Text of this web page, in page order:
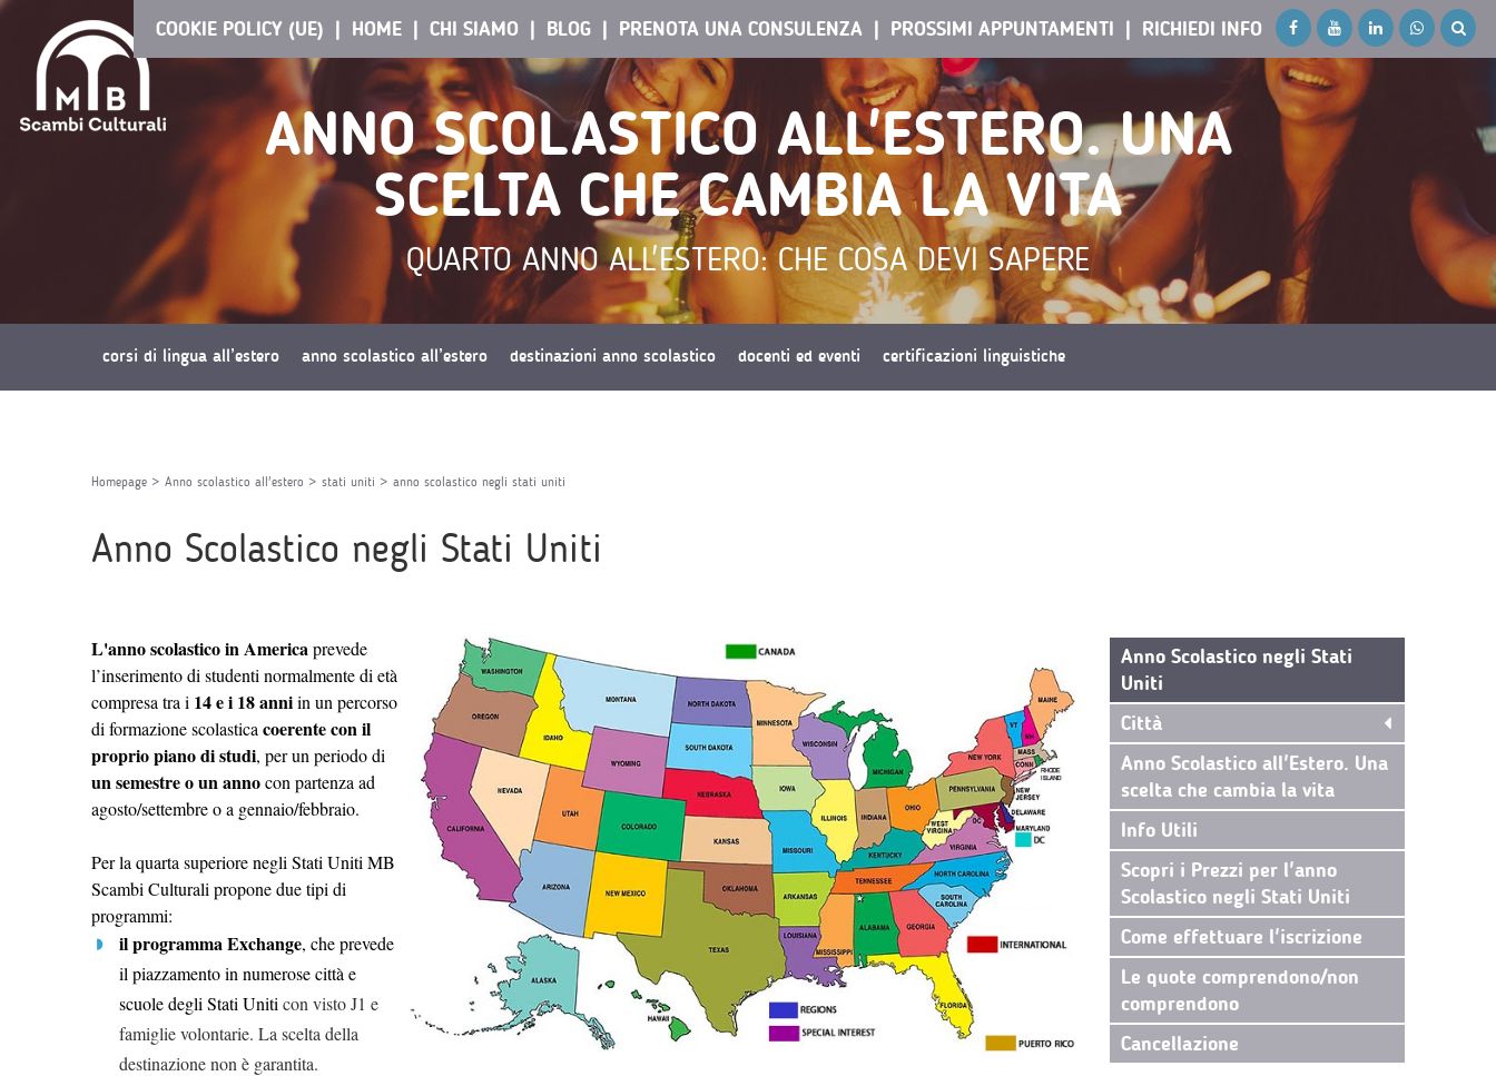
RICHIEDI INFO
PROSSIMI APPUNTAMENTI
PRENOTA UNA CONSULENZA
BLOG
CHI SIAMO
HOME
COOKIE POLICY (UE)
ANNO SCOLASTICO ALL'ESTERO. UNA
SCELTA CHE CAMBIA LA VITA
QUARTO ANNO ALL'ESTERO: CHE COSA DEVI SAPERE
corsi di lingua all’estero anno scolastico all’estero destinazioni anno scolastico docenti ed eventi certificazioni linguistiche
Homepage > Anno scolastico all'estero > stati uniti > anno scolastico negli stati uniti
Anno Scolastico negli Stati Uniti
L'anno scolastico in Americaprevede
l’inserimento di studenti normalmente di età
compresa tra i 14 e i 18 anniin un percorso
di formazione scolastica coerente con il
proprio piano di studi, per un periodo di
un semestre o un annocon partenza ad
agosto/settembre o a gennaio/febbraio.
Per la quarta superiore negli Stati Uniti MB
Scambi Culturali propone due tipi di
programmi:
il programma Exchange, che prevede
il piazzamento in numerose città e
scuole degli Stati Uniti con visto J1 e
famiglie volontarie. La scelta della
destinazione non è garantita.
Anno Scolastico negli Stati
Uniti
Città
Anno Scolastico all'Estero. Una
scelta che cambia la vita
Info Utili
Scopri i Prezzi per l'anno
Scolastico negli Stati Uniti
Come effettuare l'iscrizione
Le quote comprendono/non
comprendono
Cancellazione